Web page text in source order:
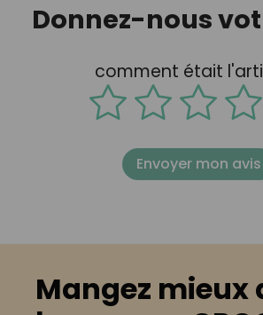
Donnez-nous
comment était
Envoyer mon avis
Mangez mieux